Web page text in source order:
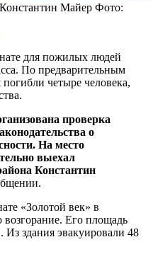
Майер Фото:
для пожилых людей
По предварительным
погибли четыре человека,
проверка
о
На место
выехал
Константин
«Золотой век» в
Его площадь
Из здания эвакуировали 48